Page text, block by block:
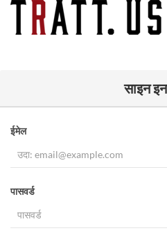
साइन
ईमेल
पासवर्ड